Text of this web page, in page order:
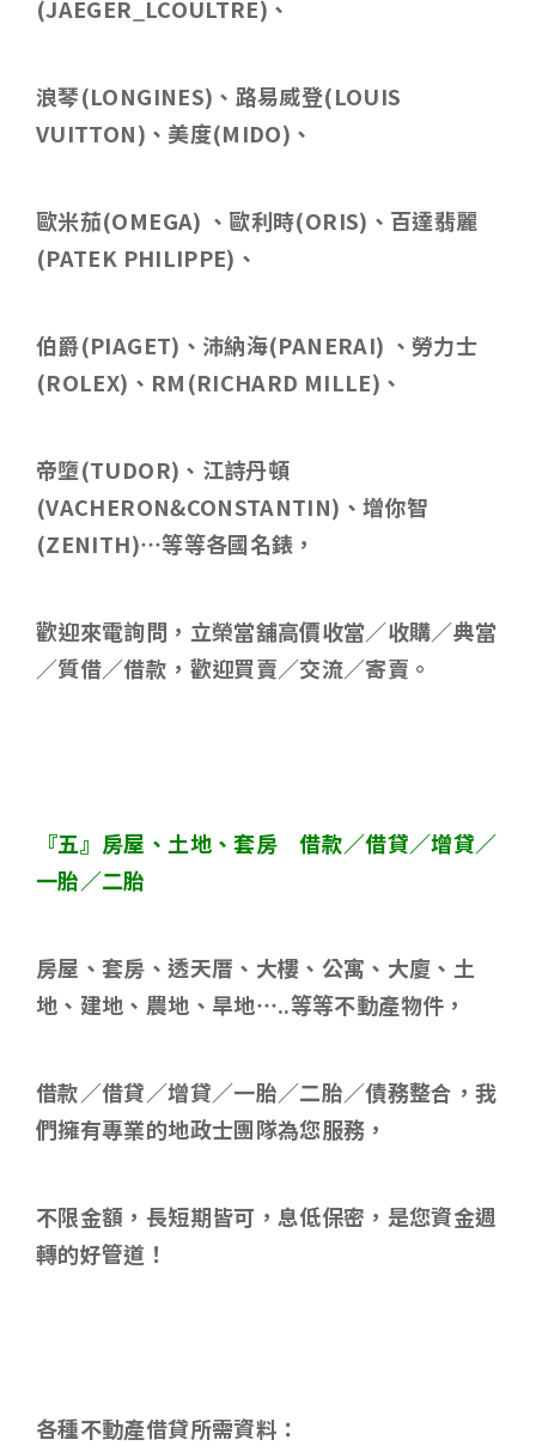
(JAEGER_LCOULTRE) 、
浪琴(LONGINES) 、路易威登(LOUIS
VUITTON) 、美度(MIDO) 、
歐米茄(OMEGA) 、歐利時(ORIS) 、百達翡麗
(PATEK PHILIPPE) 、
伯爵(PIAGET) 、沛納海(PANERAI) 、勞力士
(ROLEX) 、 RM(RICHARD MILLE) 、
帝墮(TUDOR) 、江詩丹頓
(VACHERON&CONSTANTIN) 、增你智
(ZENITH)…等等各國名錶，
歡迎來電詢問，立榮當舖高價收當／收購／典當
／質借／借款，歡迎買賣／交流／寄賣。
『五』房屋、土地、套房 借款／借貸／增貸／
一胎／二胎
房屋、套房、透天厝、大樓、公寓、大廈、土
地、建地、農地、旱地…..等等不動產物件，
借款／借貸／增貸／一胎／二胎／債務整合，我
們擁有專業的地政士團隊為您服務，
不限金額，長短期皆可，息低保密，是您資金週
轉的好管道！
各種不動產借貸所需資料 ：